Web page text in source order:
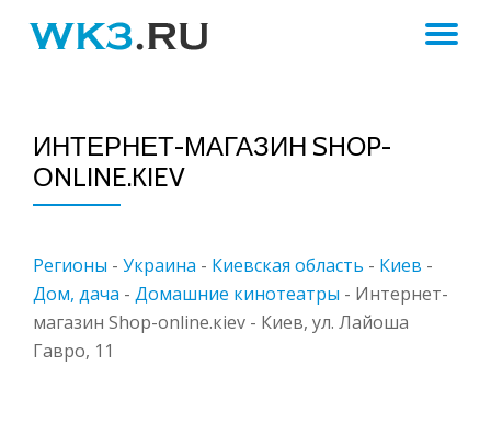
ИНТЕРНЕТ-МАГАЗИН SHOP-
ОNLINE.КIEV
Регионы - Украина - Киевская область - Киев -
Дом, дача - Домашние кинотеатры - Интернет-
магазин Shop-оnline.кiev - Киев, ул. Лайоша
Гавро, 11